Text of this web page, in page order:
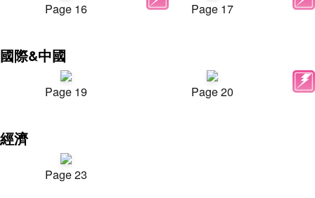
Page 16 Page 17
國際&中國
Page 19 Page 20
經濟
Page 23